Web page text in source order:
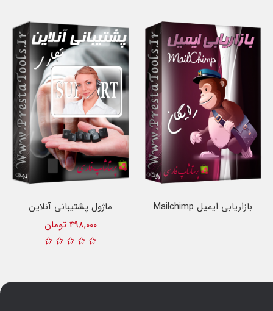
ماژول پشتیبانی آنلاین
498,000 تومان
بازاریابی ایمیل Mailchimp